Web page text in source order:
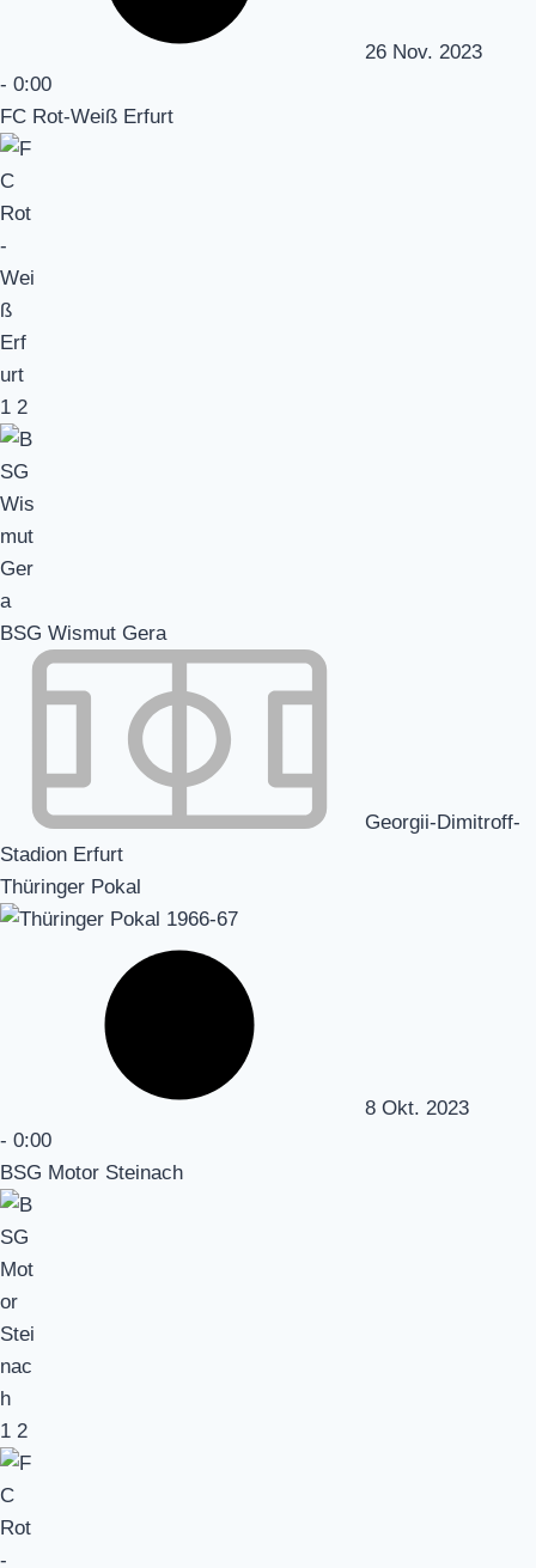
26 Nov. 2023
- 0:00
FC Rot-Weiß Erfurt
1 2
BSG Wismut Gera
Georgii-Dimitroff-
Stadion Erfurt
Thüringer Pokal
8 Okt. 2023
- 0:00
BSG Motor Steinach
1 2